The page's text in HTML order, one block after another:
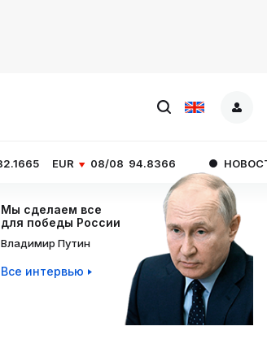
08/08 94.8366 НОВОСТИ ЧАСА El
Мы сделаем все
для победы России
Владимир Путин
Все интервью